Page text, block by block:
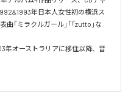
年日本人女性初の横浜ス
「ミラクルガール」「「zutto」な
年オーストラリアに移住以降、音